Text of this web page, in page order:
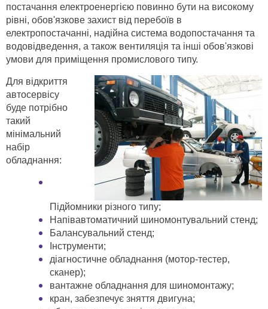
постачання електроенергією повинно бути на високому
рівні, обов'язкове захист від перебоїв в
електропостачанні, надійна система водопостачання та
водовідведення, а також вентиляція та інші обов'язкові
умови для приміщення промислового типу.
Для відкриття
автосервісу
буде потрібно
такий
мінімальний
набір
обладнання:
Підйомники різного типу;
Напівавтоматичний шиномонтувальний стенд;
Балансувальний стенд;
Інструменти;
діагностичне обладнання (мотор-тестер,
сканер);
вантажне обладнання для шиномонтажу;
кран, забезпечує зняття двигуна;